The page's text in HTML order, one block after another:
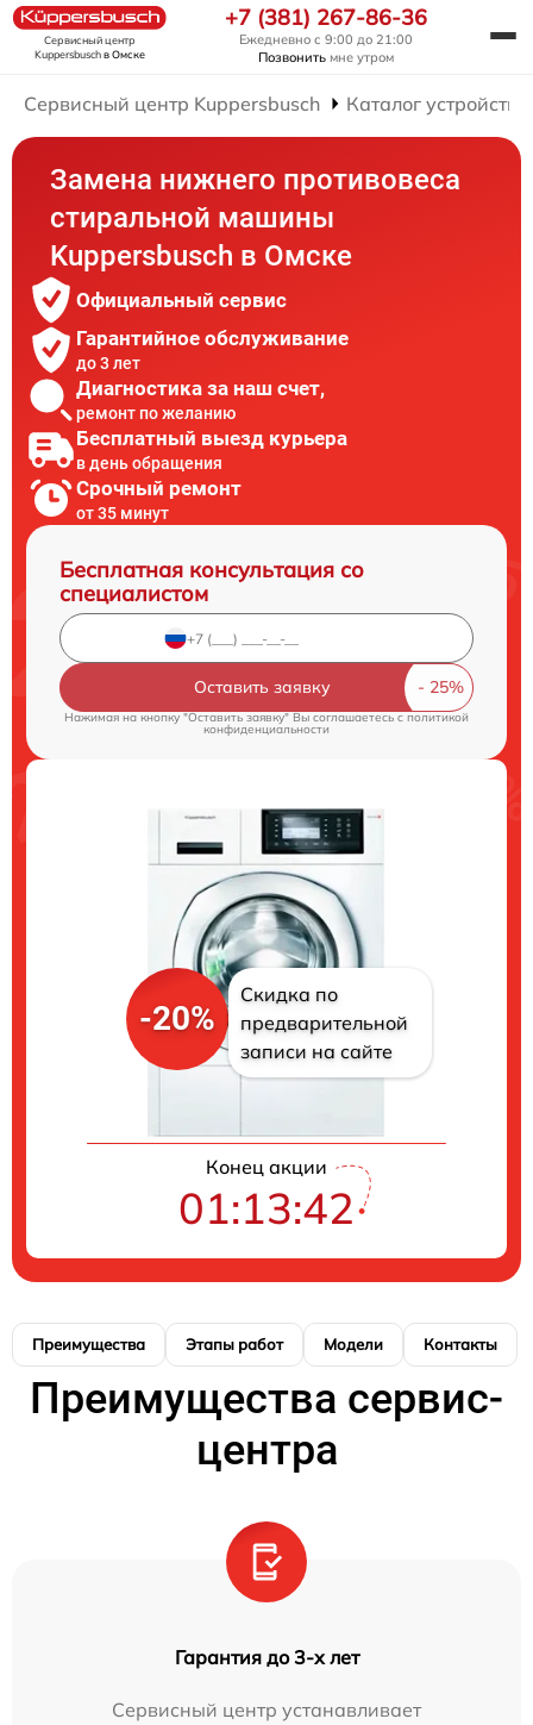
Сервисный центр
Kuppersbuschв Омске
+7 (381) 267-86-36
Ежедневно с 9:00 до 21:00
Позвонить мне утром
Сервисный центр Kuppersbusch Каталог устройств
Замена нижнего противовеса
стиральной машины
Kuppersbusch в Омске
Официальный сервис
Гарантийное обслуживание
до 3 лет
Диагностика за наш счет,
ремонт по желанию
Бесплатный выезд курьера
в день обращения
Срочный ремонт
от 35 минут
Бесплатная консультация со
специалистом
Оставить заявку
Нажимая на кнопку "Оставить заявку" Вы соглашаетесь cполитикой
конфиденциальности
-20%
Скидка по
предварительной
записи на сайте
Конец акции
01:13:42
Преимущества Этапы работ Модели Контакты
Преимущества сервис-
центра
Гарантия до 3-х лет
Сервисный центр устанавливает